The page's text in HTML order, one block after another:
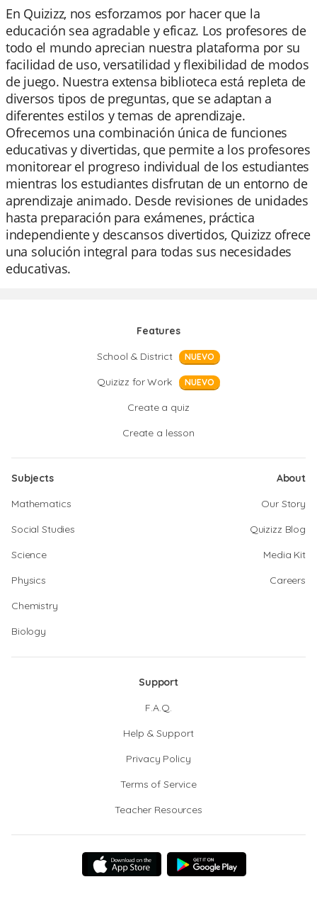
En Quizizz, nos esforzamos por hacer que la
educación sea agradable y eficaz. Los profesores de
todo el mundo aprecian nuestra plataforma por su
facilidad de uso, versatilidad y flexibilidad de modos
de juego. Nuestra extensa biblioteca está repleta de
diversos tipos de preguntas, que se adaptan a
diferentes estilos y temas de aprendizaje.
Ofrecemos una combinación única de funciones
educativas y divertidas, que permite a los profesores
monitorear el progreso individual de los estudiantes
mientras los estudiantes disfrutan de un entorno de
aprendizaje animado. Desde revisiones de unidades
hasta preparación para exámenes, práctica
independiente y descansos divertidos, Quizizz ofrece
una solución integral para todas sus necesidades
educativas.
Features
School & District
NUEVO
Quizizz for Work NUEVO
Create a quiz
Create a lesson
Subjects
Mathematics
Social Studies
Science
Physics
Chemistry
Biology
About
Our Story
Quizizz Blog
Media Kit
Careers
Support
F.A.Q.
Help & Support
Privacy Policy
Terms of Service
Teacher Resources